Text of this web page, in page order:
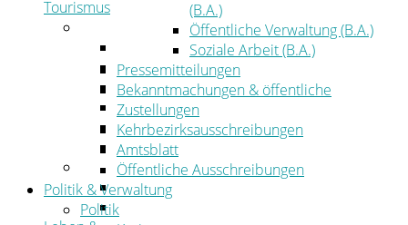
Tourismus
Wirtschaftsförderung
Gewerbeflächen und Unternehmen
Arbeitgeberservice
Mobilfunk & Breitband
Straßen- und Radwegebau
Landwirtschaft
Tourismus
Freizeit und Urlaub im Landkreis
Veranstaltungen
(B.A.)
Öffentliche Verwaltung (B.A.)
Soziale Arbeit (B.A.)
Pressemitteilungen
Bekanntmachungen & öffentliche
Zustellungen
Kehrbezirksausschreibungen
Amtsblatt
Öffentliche Ausschreibungen
Politik & Verwaltung
Politik